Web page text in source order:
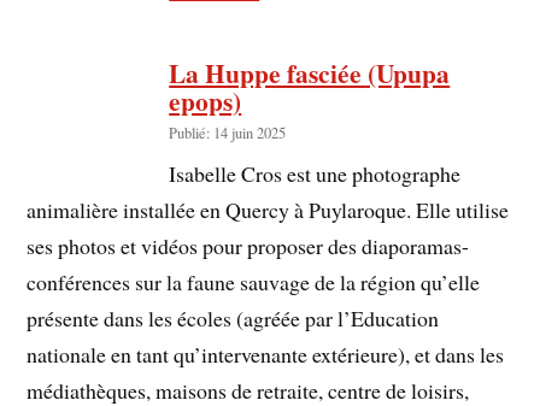
La Huppe fasciée (Upupa
epops)
Publié: 14 juin 2025
Isabelle Cros est une photographe
animalière installée en Quercy à Puylaroque. Elle utilise
ses photos et vidéos pour proposer des diaporamas-
conférences sur la faune sauvage de la région qu’elle
présente dans les écoles (agréée par l’Education
nationale en tant qu’intervenante extérieure), et dans les
médiathèques, maisons de retraite, centre de loisirs,